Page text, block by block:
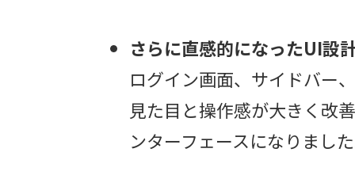
さらに直感的になったUI設
ログイン画面、サイドバー
見た目と操作感が大きく改
ンターフェースになりまし